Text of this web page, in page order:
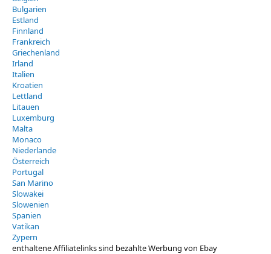
Bulgarien
Estland
Finnland
Frankreich
Griechenland
Irland
Italien
Kroatien
Lettland
Litauen
Luxemburg
Malta
Monaco
Niederlande
Österreich
Portugal
San Marino
Slowakei
Slowenien
Spanien
Vatikan
Zypern
enthaltene Affiliatelinks sind bezahlte Werbung von Ebay